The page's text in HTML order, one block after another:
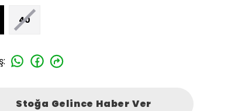
40
:
Stoğa Gelince Haber Ver